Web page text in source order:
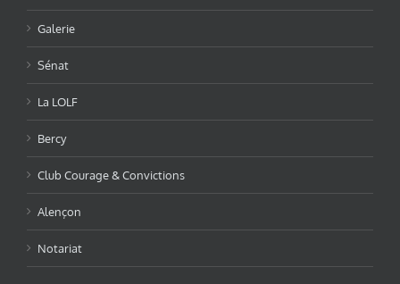
Galerie
Sénat
La LOLF
Bercy
Club Courage & Convictions
Alençon
Notariat